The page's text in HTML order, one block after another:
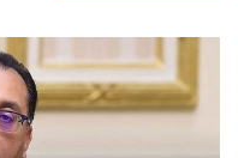
تحركات
حكومية
لحسم
قانون